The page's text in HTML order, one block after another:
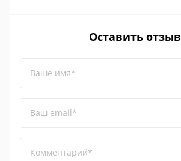
Оставить отзыв
Ваше имя*
Ваш email*
Комментарий*